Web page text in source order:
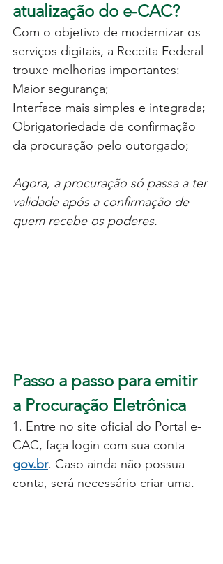
atualização do e-CAC?
Com o objetivo de modernizar os
serviços digitais, a Receita Federal
trouxe melhorias importantes:
Maior segurança;
Interface mais simples e integrada;
Obrigatoriedade de confirmação
da procuração pelo outorgado;
Agora, a procuração só passa a ter
validade após a confirmação de
quem recebe os poderes.
Passo a passo para emitir
a Procuração Eletrônica
1. Entre no site oficial do Portal e-
CAC, faça login com sua conta
gov.br. Caso ainda não possua
conta, será necessário criar uma.